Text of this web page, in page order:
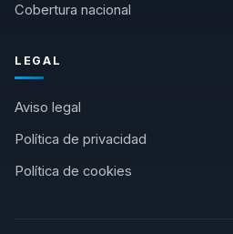
Cobertura nacional
LEGAL
Aviso legal
Política de privacidad
Política de cookies